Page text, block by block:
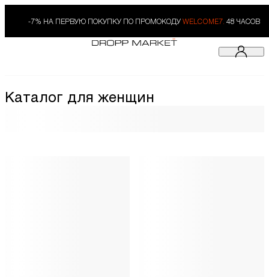
-7% НА ПЕРВУЮ ПОКУПКУ ПО ПРОМОКОДУ WELCOME7. 48 ЧАСОВ
Каталог для женщин